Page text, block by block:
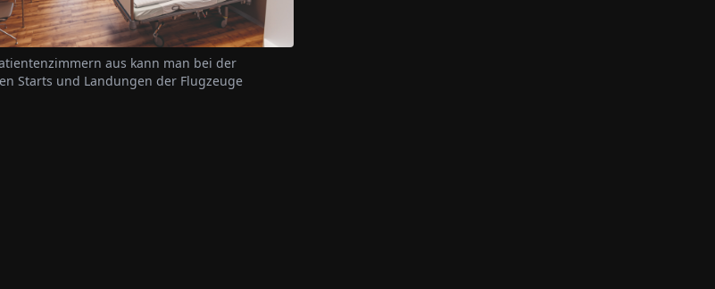
aus kann man bei der
Starts und Landungen der Flugzeuge